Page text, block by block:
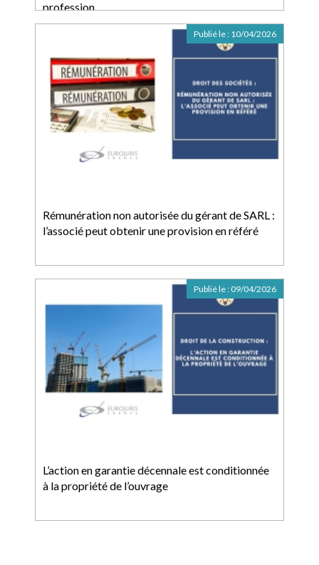
profession
Rémunération non autorisée du gérant de SARL :
l’associé peut obtenir une provision en référé
Publié le : 10/04/2026
L’action en garantie décennale est conditionnée
à la propriété de l’ouvrage
Publié le : 09/04/2026